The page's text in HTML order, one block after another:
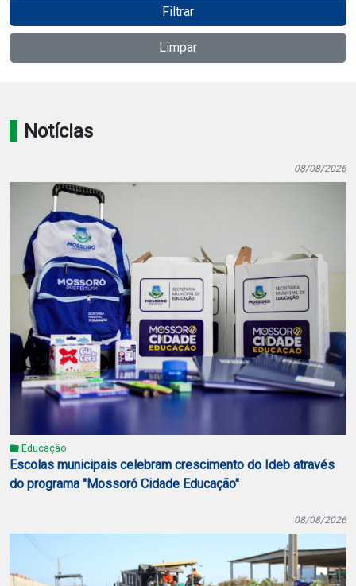
Notícias
Filtrar
Limpar
Notícias
08/08/2026
Educação
Escolas municipais celebram crescimento do Ideb através
do programa "Mossoró Cidade Educação"
08/08/2026